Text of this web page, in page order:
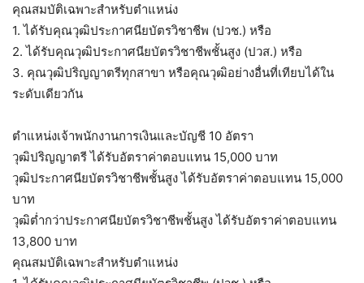
คุณสมบัติเฉพาะสำหรับตำแหน่ง
1. ได้รับคุณวุฒิประกาศนียบัตรวิชาชีพ (ปวช.) หรือ
2. ได้รับคุณวุฒิประกาศนียบัตรวิชาชีพชั้นสูง (ปวส.) หรือ
3. คุณวุฒิปริญญาตรีทุกสาขา หรือคุณวุฒิอย่างอื่นที่เทียบได้ใน
ระดับเดียวกัน
ตำแหน่งเจ้าพนักงานการเงินและบัญชี 10 อัตรา
วุฒิปริญญาตรี ได้รับอัตราค่าตอบแทน 15,000 บาท
วุฒิประกาศนียบัตรวิชาชีพชั้นสูง ได้รับอัตราค่าตอบแทน 15,000
บาท
วุฒิต่ำกว่าประกาศนียบัตรวิชาชีพชั้นสูง ได้รับอัตราค่าตอบแทน
13,800 บาท
คุณสมบัติเฉพาะสำหรับตำแหน่ง